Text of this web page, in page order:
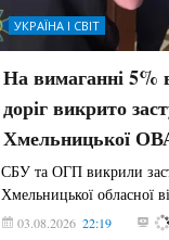
УКРАЇНА І СВІТ
На вимаганні 5%
доріг викрито
Хмельницької
СБУ та ОГП викрили
Хмельницької обласної
03.08.2026 22:19